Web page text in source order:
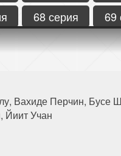
68 серия 69
78 серия 79
Вахиде Перчин, Бусе
Йиит Учан